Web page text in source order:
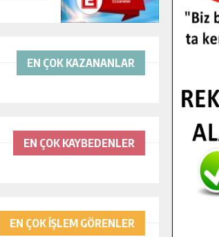
EN ÇOK KAZANANLAR
EN ÇOK KAYBEDENLER
EN ÇOK İŞLEM GÖRENLER